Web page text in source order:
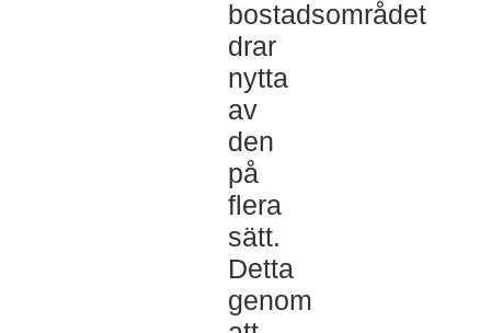
bostadsområdet
drar
nytta
av
den
på
flera
sätt.
Detta
genom